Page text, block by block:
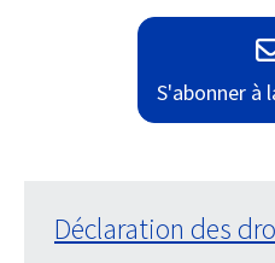
S'abonner à
Déclaration des